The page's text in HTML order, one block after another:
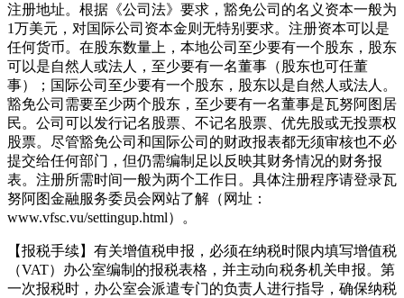
注册地址。根据《公司法》要求，豁免公司的名义资本一般为
1万美元，对国际公司资本金则无特别要求。注册资本可以是
任何货币。在股东数量上，本地公司至少要有一个股东，股东
可以是自然人或法人，至少要有一名董事（股东也可任董
事）；国际公司至少要有一个股东，股东以是自然人或法人。
豁免公司需要至少两个股东，至少要有一名董事是瓦努阿图居
民。公司可以发行记名股票、不记名股票、优先股或无投票权
股票。尽管豁免公司和国际公司的财政报表都无须审核也不必
提交给任何部门，但仍需编制足以反映其财务情况的财务报
表。注册所需时间一般为两个工作日。具体注册程序请登录瓦
努阿图金融服务委员会网站了解（网址：
www.vfsc.vu/settingup.html）。
【报税手续】有关增值税申报，必须在纳税时限内填写增值税
（VAT）办公室编制的报税表格，并主动向税务机关申报。第
一次报税时，办公室会派遣专门的负责人进行指导，确保纳税